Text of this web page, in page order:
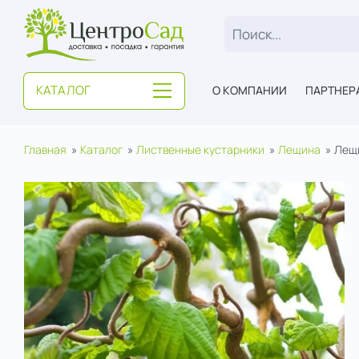
ЦентроСад
КАТАЛОГ О КОМПАНИИ
Главная Каталог Лиственные кустарники Лещина